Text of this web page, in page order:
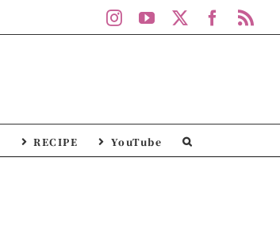
InstagramYouTube
RECIPE YouTube